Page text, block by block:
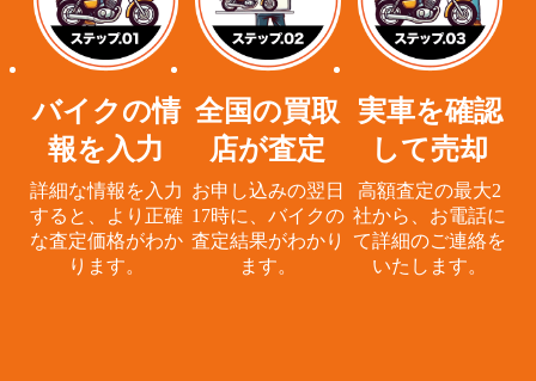
バイクの情
報を入力
詳細な情報を入力
すると、
より正確
な査定価格がわか
ります。
全国の買取
店が査定
お申し込みの翌日
17時に、 バイクの
査定結果がわかり
ます。
実車を確認
して売却
高額査定の最大2
社から、 お電話に
て詳細のご連絡を
いたします。